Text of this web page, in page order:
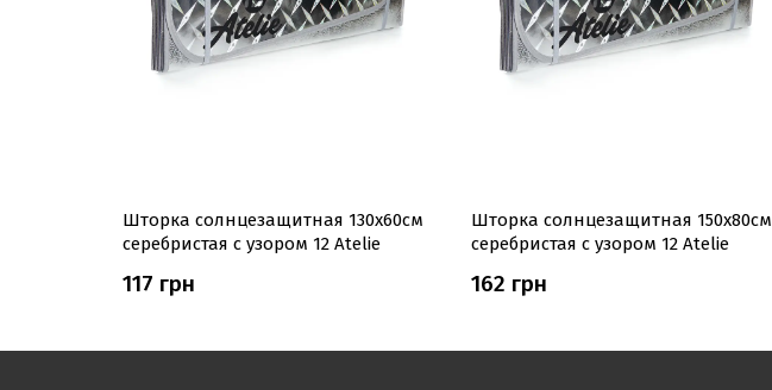
Шторка солнцезащитная 130х60см
серебристая с узором 12 Atelie
117 грн
Шторка солнцезащитная 150х80см
серебристая с узором 12 Atelie
162 грн